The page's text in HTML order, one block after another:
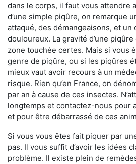
dans le corps, il faut vous attendre
d’une simple piqûre, on remarque
attaqué, des démangeaisons, et
douloureux. La gravité d’une
zone touchée certes. Mais si vous
genre de piqûre, ou si les piqûres
mieux vaut avoir recours à un
risque. Rien qu’en France, on
par an à cause de ces insectes.
longtemps et contactez-nous pour
et pour être débarrassé de ces
Si vous vous êtes fait piquer par
pas. Il vous suffit d’avoir les idées
problème. Il existe plein de